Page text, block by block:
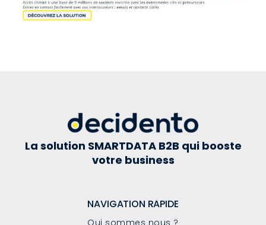
La solution SMARTDATA B2B qui booste
votre business
NAVIGATION RAPIDE